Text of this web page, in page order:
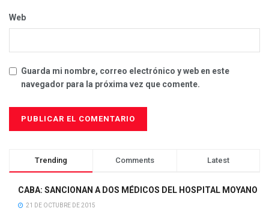
Web
Guarda mi nombre, correo electrónico y web en este
navegador para la próxima vez que comente.
Trending Comments Latest
CABA: SANCIONAN A DOS MÉDICOS DEL HOSPITAL MOYANO
21 DE OCTUBRE DE 2015